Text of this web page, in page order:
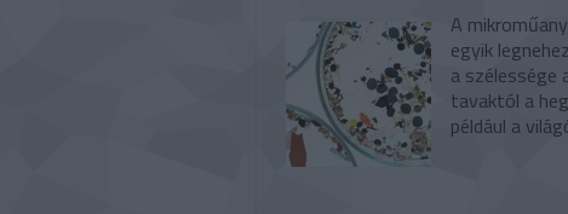
A
egyik
a
tavaktól a
például a